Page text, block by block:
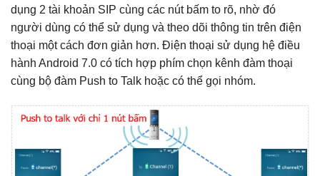
dụng 2 tài khoản SIP cùng các nút bấm to rõ, nhờ đó
người dùng có thể sử dụng và theo dõi thông tin trên điện
thoại một cách đơn giản hơn. Điện thoại sử dụng hệ điều
hành Android 7.0 có tích hợp phím chọn kênh đàm thoại
cùng bộ đàm Push to Talk hoặc có thể gọi nhóm.